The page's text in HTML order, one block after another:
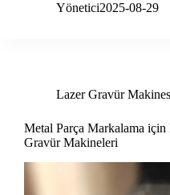
Yönetici2025-08-29
Lazer Gravür
Metal Parça Markalama
Gravür Makineleri